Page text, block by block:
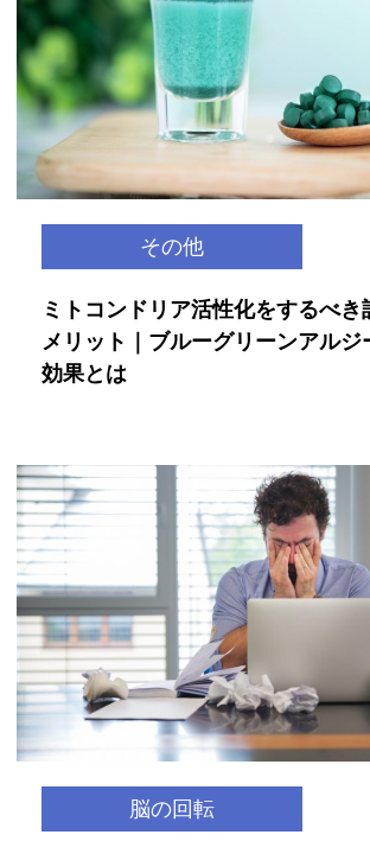
その他
ミトコンドリア活性化をするべき
メリット｜ブルーグリーンアルジ
効果とは
脳の回転